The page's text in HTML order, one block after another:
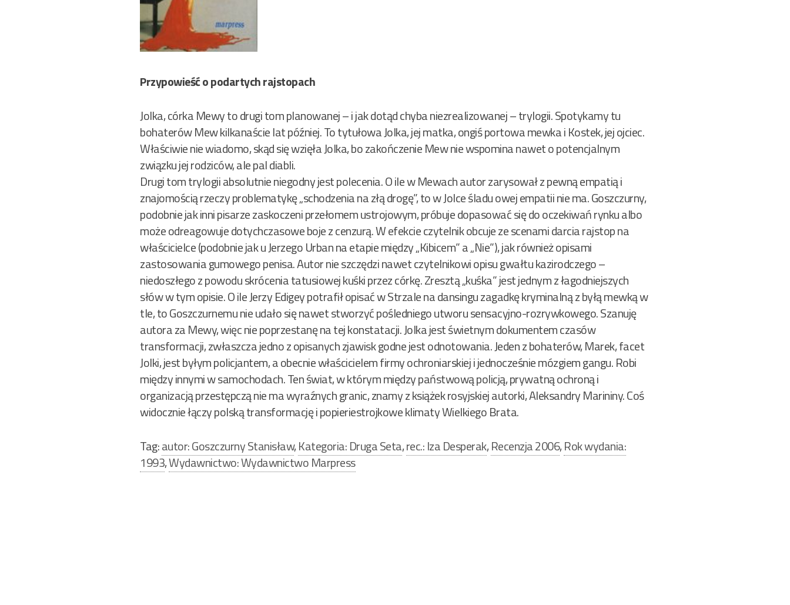
Przypowieść o podartych rajstopach
Jolka, córka Mewy to drugi tom planowanej – i jak dotąd chyba niezrealizowanej – trylogii. Spotykamy tu
bohaterów Mew kilkanaście lat później. To tytułowa Jolka, jej matka, ongiś portowa mewka i Kostek, jej ojciec.
Właściwie nie wiadomo, skąd się wzięła Jolka, bo zakończenie Mew nie wspomina nawet o potencjalnym
związku jej rodziców, ale pal diabli.
Drugi tom trylogii absolutnie niegodny jest polecenia. O ile w Mewach autor zarysował z pewną empatią i
znajomością rzeczy problematykę „schodzenia na złą drogę”, to w Jolce śladu owej empatii nie ma. Goszczurny,
podobnie jak inni pisarze zaskoczeni przełomem ustrojowym, próbuje dopasować się do oczekiwań rynku albo
może odreagowuje dotychczasowe boje z cenzurą. W efekcie czytelnik obcuje ze scenami darcia rajstop na
właścicielce (podobnie jak u Jerzego Urban na etapie między „Kibicem” a „Nie”), jak również opisami
zastosowania gumowego penisa. Autor nie szczędzi nawet czytelnikowi opisu gwałtu kazirodczego –
niedoszłego z powodu skrócenia tatusiowej kuśki przez córkę. Zresztą „kuśka” jest jednym z łagodniejszych
słów w tym opisie. O ile Jerzy Edigey potrafił opisać w Strzale na dansingu zagadkę kryminalną z byłą mewką w
tle, to Goszczurnemu nie udało się nawet stworzyć pośledniego utworu sensacyjno-rozrywkowego. Szanuję
autora za Mewy, więc nie poprzestanę na tej konstatacji. Jolka jest świetnym dokumentem czasów
transformacji, zwłaszcza jedno z opisanych zjawisk godne jest odnotowania. Jeden z bohaterów, Marek, facet
Jolki, jest byłym policjantem, a obecnie właścicielem firmy ochroniarskiej i jednocześnie mózgiem gangu. Robi
między innymi w samochodach. Ten świat, w którym między państwową policją, prywatną ochroną i
organizacją przestępczą nie ma wyraźnych granic, znamy z książek rosyjskiej autorki, Aleksandry Marininy. Coś
widocznie łączy polską transformację i popieriestrojkowe klimaty Wielkiego Brata.
Tag:autor: Goszczurny Stanisław,Kategoria: Druga Seta,rec.: Iza Desperak,Recenzja 2006,Rok wydania:
1993,Wydawnictwo: Wydawnictwo Marpress